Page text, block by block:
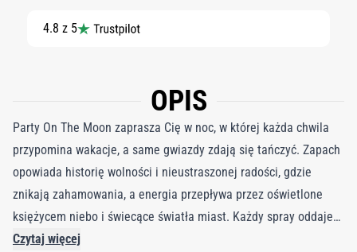
4.8 z 5
OPIS
Party On The Moon zaprasza Cię w noc, w której każda chwila
przypomina wakacje, a same gwiazdy zdają się tańczyć. Zapach
opowiada historię wolności i nieustraszonej radości, gdzie
znikają zahamowania, a energia przepływa przez oświetlone
księżycem niebo i świecące światła miast. Każdy spray oddaje
dreszczyk emocji niezapomnianej imprezy, otulając użytkownika
Czytaj więcej